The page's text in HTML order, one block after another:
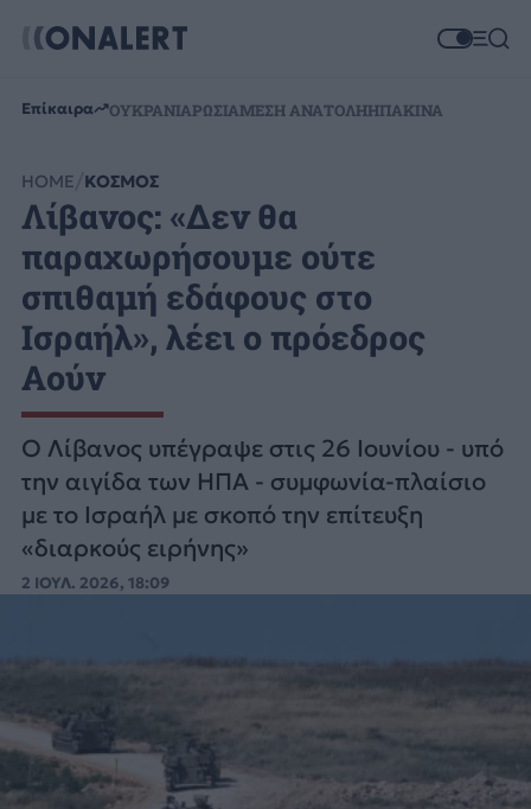
Επίκαιρα ΟΥΚΡΑΝΙΑΡΩΣΙΑΜΕΣΗ ΑΝΑΤΟΛΗΗΠΑΚΙΝΑ
HOME ΚΟΣΜΟΣ
Λίβανος: «Δεν θα
παραχωρήσουμε ούτε
σπιθαμή εδάφους στο
Ισραήλ», λέει ο πρόεδρος
Αούν
Ο Λίβανος υπέγραψε στις 26 Ιουνίου - υπό
την αιγίδα των ΗΠΑ - συμφωνία-πλαίσιο
με το Ισραήλ με σκοπό την επίτευξη
«διαρκούς ειρήνης»
2 ΙΟΥΛ. 2026, 18:09